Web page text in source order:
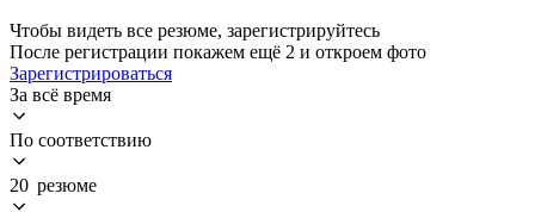
Чтобы видеть все резюме, зарегистрируйтесь
После регистрации покажем ещё 2 и откроем фото
Зарегистрироваться
За всё время
По соответствию
20 резюме